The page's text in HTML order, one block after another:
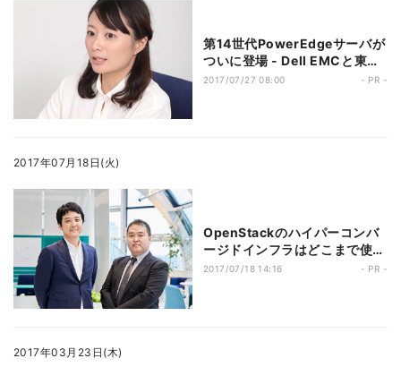
第14世代PowerEdgeサーバが
ついに登場 - Dell EMCと東芝
メモリのパートナーシップが、
2017/07/27 08:00 - PR -
2017年07月18日(火)
OpenStackのハイパーコンバ
ージドインフラはどこまで使え
るか – 最新の検証結果から探る
2017/07/18 14:16 - PR -
2017年03月23日(木)